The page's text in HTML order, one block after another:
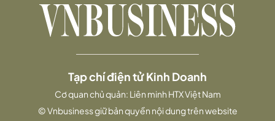
Tạp chí điện tử Kinh Doanh
Cơ quan chủ quản: Liên minh HTX Việt Nam
© Vnbusiness giữ bản quyền nội dung trên website